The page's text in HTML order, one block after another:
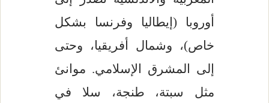
أوروبا (إيطاليا وفرنسا بشكل
خاص)، وشمال أفريقيا، وحتى
إلى المشرق الإسلامي. موانئ
مثل سبتة، طنجة، سلا في